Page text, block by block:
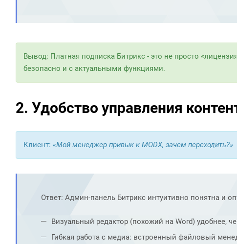
Вывод: Платная подписка Битрикс - это не просто
безопасно и с актуальными функциями.
2. Удобство управления
Клиент: «Мой менеджер привык к MODX, зачем переходить?»
Ответ: Админ-панель Битрикс интуитивно понятна и
Визуальный редактор (похожий на Word) удобнее,
Гибкая работа с медиа: встроенный файловый